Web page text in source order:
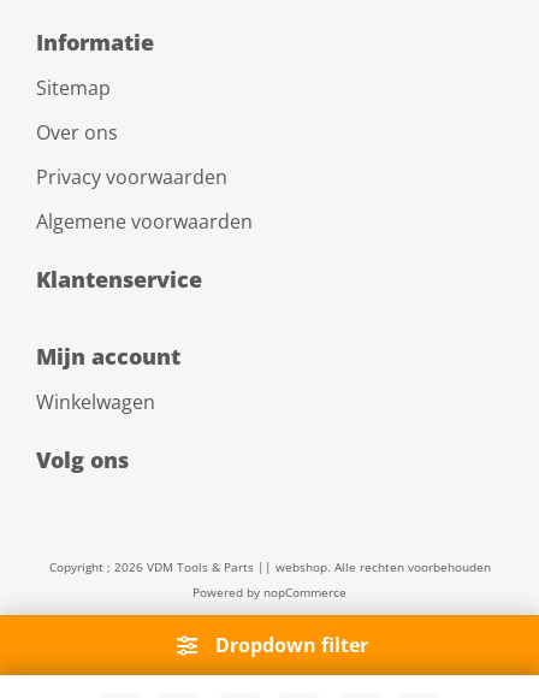
Dropdown filter
Informatie
Sitemap
Over ons
Privacy voorwaarden
Algemene voorwaarden
Klantenservice
Mijn account
Winkelwagen
Volg ons
Copyright ; 2026 VDM Tools & Parts || webshop. Alle rechten voorbehouden
Powered by nopCommerce